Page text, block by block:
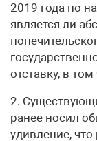
2019 года по
является ли
отставку, в
2.
ранее носил
удивление,